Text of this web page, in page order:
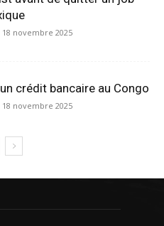
18 novembre 2025
crédit bancaire au Congo
18 novembre 2025